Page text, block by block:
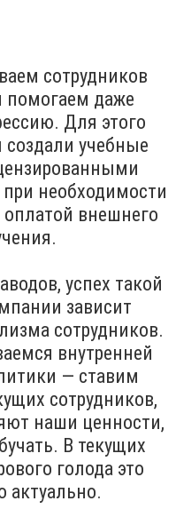
сотрудников
помогаем даже
Для этого
создали учебные
необходимости
внешнего
успех такой
зависит
сотрудников.
внутренней
— ставим
сотрудников,
наши ценности,
В текущих
голода это
актуально.